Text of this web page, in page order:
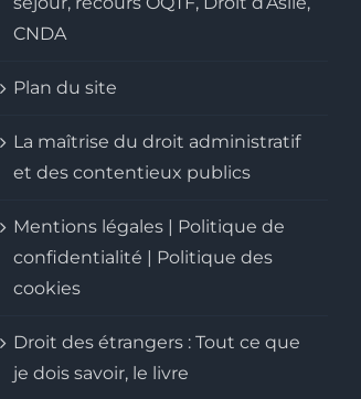
CNDA
Plan du site
La maîtrise du droit administratif
et des contentieux publics
Mentions légales | Politique de
confidentialité | Politique des
cookies
Droit des étrangers : Tout ce que
je dois savoir, le livre